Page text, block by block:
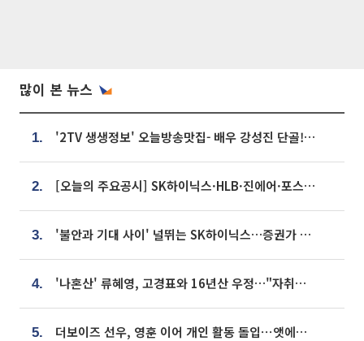
많이 본 뉴스
1. '2TV 생생정보' 오늘방송맛집- 배우 강성진 단골! 쌀국수ㆍ푸팟퐁 커리 맛집 '블○○○'
2. [오늘의 주요공시] SK하이닉스·HLB·진에어·포스코홀딩스·네이버·대우건설 등
3. '불안과 기대 사이' 널뛰는 SK하이닉스…증권가 "HBM4·LTA 기반 펀터멘털 견고"
4. '나혼산' 류혜영, 고경표와 16년산 우정…"자취방서 부모님과 마주쳐"
5. 더보이즈 선우, 영훈 이어 개인 활동 돌입⋯앳에어리어와 전속계약